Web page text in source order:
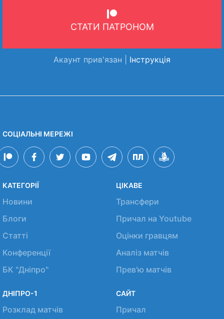
СТАТИ ПАТРОНОМ
Акаунт прив'язан | Інструкція
СОЦІАЛЬНІ МЕРЕЖІ
КАТЕГОРІЇ
Новини
Блоги
Статті
Конференції
БК "Дніпро"
ЦІКАВЕ
Трансфери
Причал на Youtube
Оцінки гравцям
Аналіз матчів
Прев'ю матчів
ДНІПРО-1
Розклад матчів
САЙТ
Причал